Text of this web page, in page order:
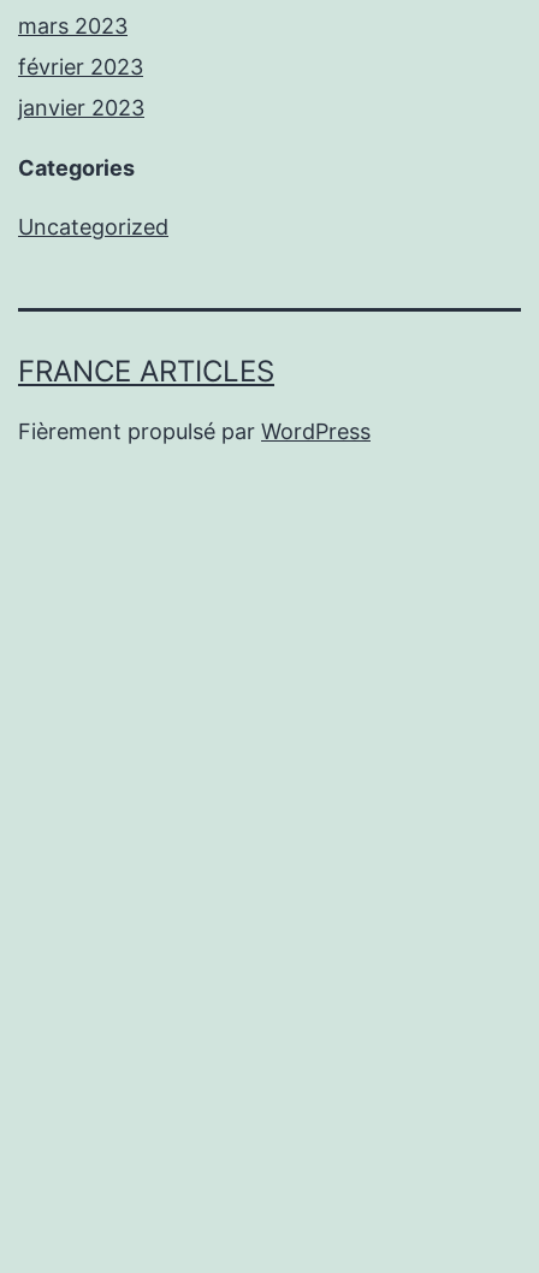
mars 2023
février 2023
janvier 2023
Categories
Uncategorized
FRANCE ARTICLES
Fièrement propulsé par WordPress